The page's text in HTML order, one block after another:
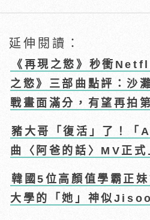
延伸閱讀：
《再現之慾》秒衝
之慾》三部曲點評：沙
戰畫面滿分，有望再拍
豬大哥「復活」了！「
曲〈阿爸的話〉MV正式
韓國5位高顏值學霸正
大學的「她」神似